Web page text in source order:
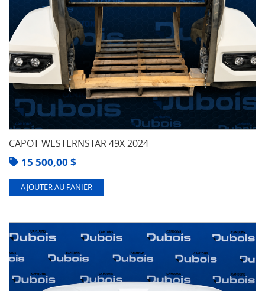
CAPOT WESTERNSTAR 49X 2024
15 500,00 $
AJOUTER AU PANIER